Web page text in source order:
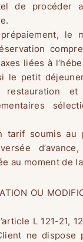
de procéder
le
liées à
le petit
et
tarif soumis au
au moment de
OU
L 121-21,
ne dispose